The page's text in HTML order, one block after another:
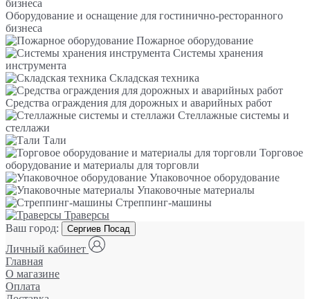
Оборудование и оснащение для гостинично-ресторанного
бизнеса
Пожарное оборудование
Системы хранения
инструмента
Складская техника
Средства ограждения для дорожных и аварийных работ
Стеллажные системы и
стеллажи
Тали
Торговое
оборудование и материалы для торговли
Упаковочное оборудование
Упаковочные материалы
Стреппинг-машины
Траверсы
Ваш город:
Сергиев Посад
Личный кабинет
Главная
О магазине
Оплата